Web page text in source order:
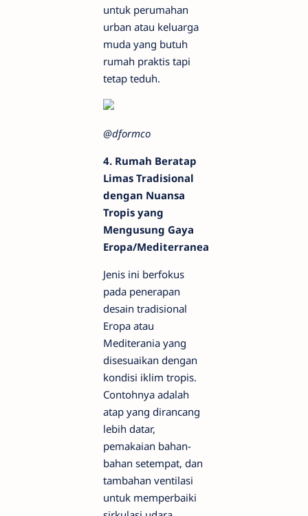
untuk perumahan
urban atau keluarga
muda yang butuh
rumah praktis tapi
tetap teduh.
@dformco
4. Rumah Beratap
Limas Tradisional
dengan Nuansa
Tropis yang
Mengusung Gaya
Eropa/Mediterranea
Jenis ini berfokus
pada penerapan
desain tradisional
Eropa atau
Mediterania yang
disesuaikan dengan
kondisi iklim tropis.
Contohnya adalah
atap yang dirancang
lebih datar,
pemakaian bahan-
bahan setempat, dan
tambahan ventilasi
untuk memperbaiki